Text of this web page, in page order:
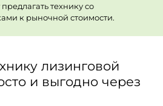
технику со
к рыночной стоимости.
лизинговой
и выгодно через